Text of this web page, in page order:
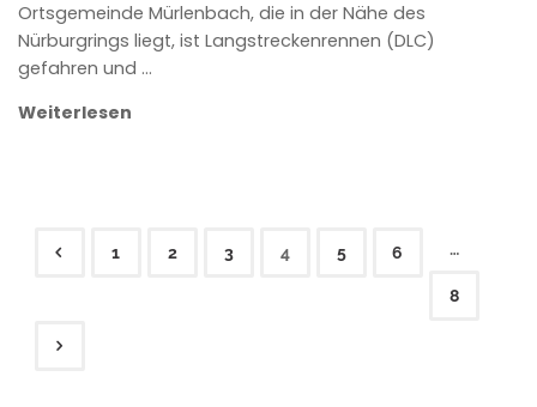
Ortsgemeinde Mürlenbach, die in der Nähe des
Nürburgrings liegt, ist Langstreckenrennen (DLC)
gefahren und …
Weiterlesen
der
1 2 3 4 5 6 …
8